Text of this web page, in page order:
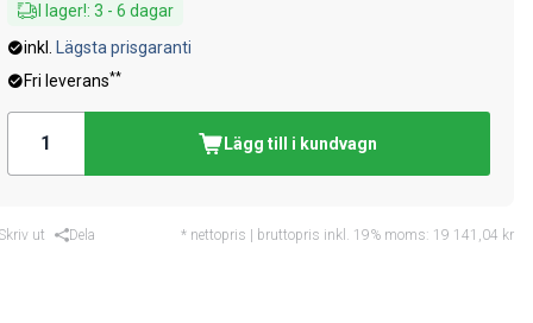
I lager!: 3 - 6 dagar
inkl.
Lägsta prisgaranti
Fri leverans**
Lägg till i kundvagn
ut Dela * nettopris | bruttopris inkl. 19% moms: 19 141,04 kr